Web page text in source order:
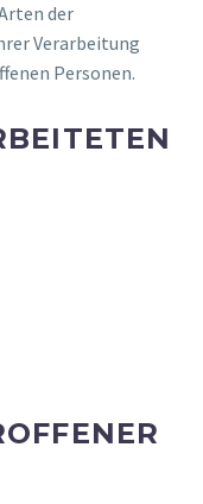
der
Verarbeitung
Personen.